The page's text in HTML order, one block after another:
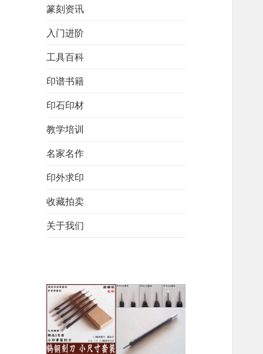
篆刻资讯
入门进阶
工具百科
印谱书籍
印石印材
教学培训
名家名作
印外求印
收藏拍卖
关于我们